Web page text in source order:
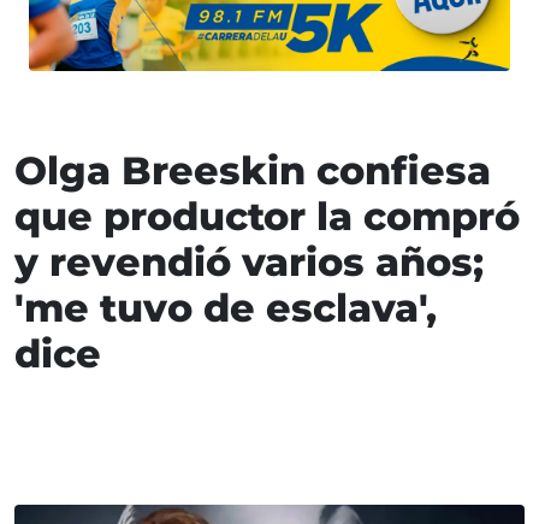
Olga Breeskin confiesa
que productor la compró
y revendió varios años;
'me tuvo de esclava',
dice